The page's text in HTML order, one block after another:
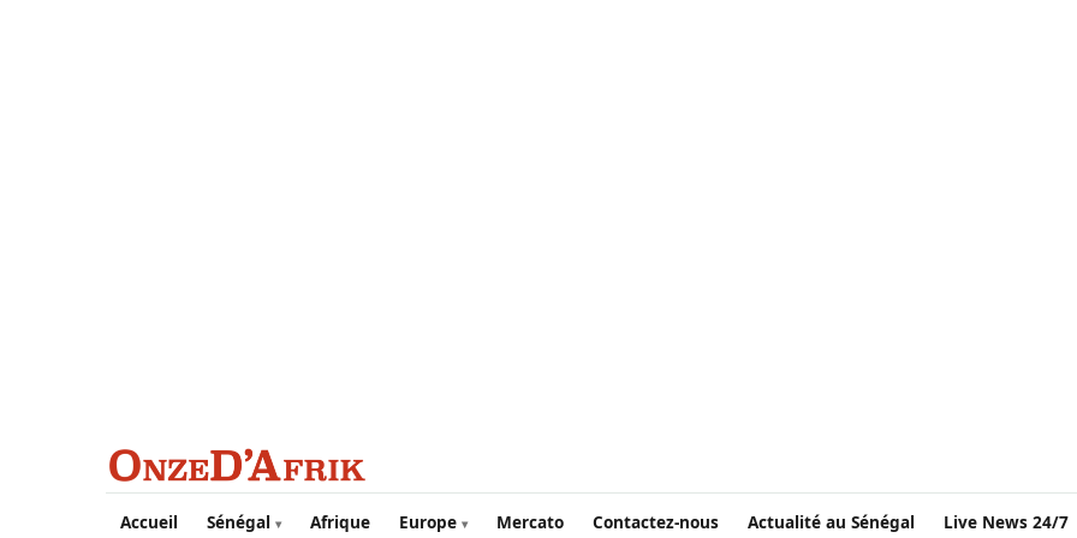
Aller au contenu principal
Accueil Sénégal Afrique Europe Mercato Contactez-nous Actualité au Sénégal Live News 24/7